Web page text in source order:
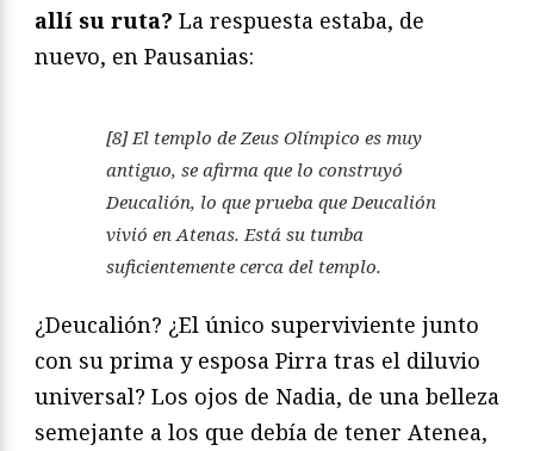
allí su ruta? La respuesta estaba, de
nuevo, en Pausanias:
[8] El templo de Zeus Olímpico es muy
antiguo, se afirma que lo construyó
Deucalión, lo que prueba que Deucalión
vivió en Atenas. Está su tumba
suficientemente cerca del templo.
¿Deucalión? ¿El único superviviente junto
con su prima y esposa Pirra tras el diluvio
universal? Los ojos de Nadia, de una belleza
semejante a los que debía de tener Atenea,